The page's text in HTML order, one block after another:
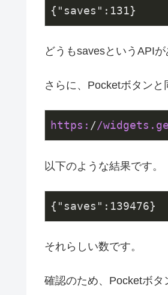
{ "saves" : 131}
どうもsavesというAPIが
さらに、Pocketボタンと
https: //
以下のような結果です。
{ "saves" : 139476}
それらしい数です。
確認のため、Pocketボタ